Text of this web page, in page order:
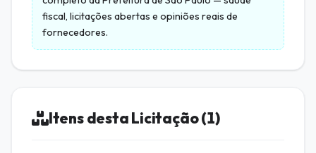
fiscal, licitações abertas e opiniões reais de
fornecedores.
Itens desta Licitação (1)